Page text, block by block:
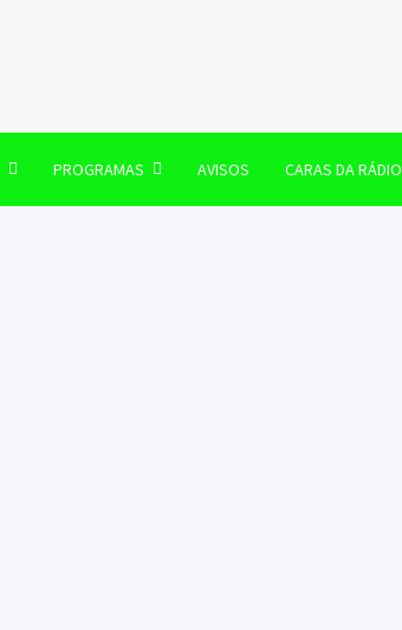
PROGRAMAS AVISOS CARAS DA RÁDIO